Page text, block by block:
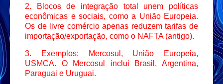
2. Blocos de integração total unem políticas
econômicas e sociais, como a União Europeia.
Os de livre comércio apenas reduzem tarifas de
importação/exportação, como o NAFTA (antigo).
3. Exemplos: Mercosul, União Europeia,
USMCA. O Mercosul inclui Brasil, Argentina,
Paraguai e Uruguai.